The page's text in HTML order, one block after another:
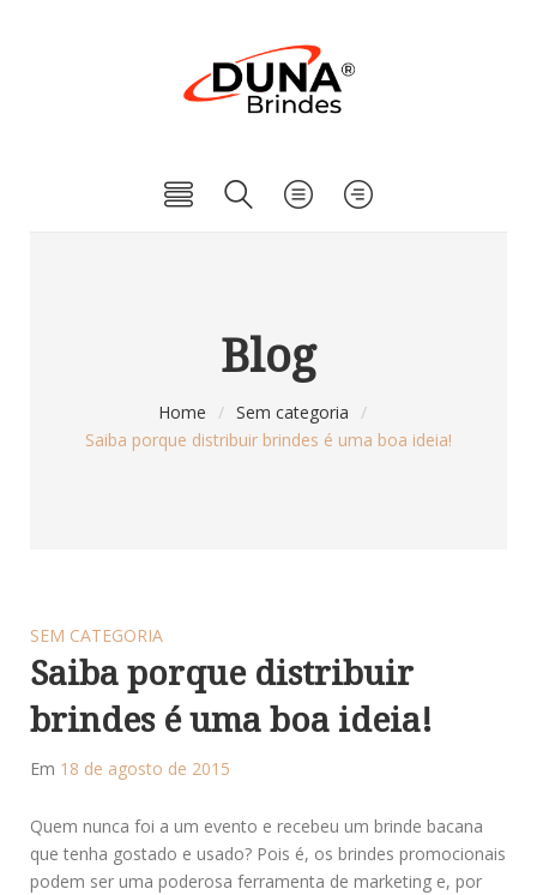
Blog
Home / Sem categoria /
Saiba porque distribuir brindes é uma boa ideia!
SEM CATEGORIA
Saiba porque distribuir
brindes é uma boa ideia!
Em 18 de agosto de 2015
Quem nunca foi a um evento e recebeu um brinde bacana
que tenha gostado e usado? Pois é, os brindes promocionais
podem ser uma poderosa ferramenta de marketing e, por